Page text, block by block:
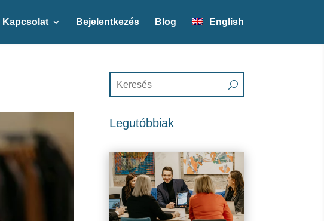
Kapcsolat Bejelentkezés Blog English
Legutóbbiak